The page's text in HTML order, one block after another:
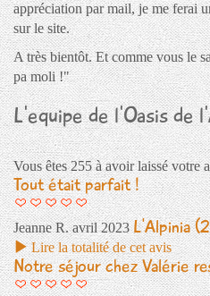
appréciation par mail, je me ferai
sur le site.
A très bientôt. Et comme vous le
pa moli !"
L'equipe de l'Oasis de
Vous êtes 255 à avoir laissé votre
Tout était parfait !
Jeanne R.avril 2023 L'Alpinia
Lire la totalité de cet avis
Notre séjour chez Valérie